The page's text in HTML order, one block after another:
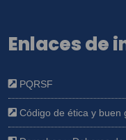
Enlaces de
PQRSF
Código de ética y buen